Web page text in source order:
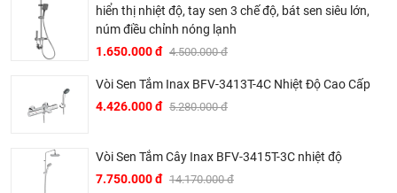
BRAVAT – TINH HOA ĐẲNG CẤP CỦA NƯỚC ĐỨC
thuộc sở hữu của Roman Dietsche, một nhà cung cấp thiết
bị vệ sinh của Đức có bề dày lịch sử hơn 145 năm. Khởi
Baden – Württemberg tây nam nước Đức vào năm 1873,
sau hơn 2 thế kỷ phát triển, đến nay Bravat đã trở thành một
hiển thị nhiệt độ, tay sen 3 chế độ, bát sen siêu lớn,
núm điều chỉnh nóng lạnh
1.650.000 đ 4.500.000 đ
Vòi Sen Tắm Inax BFV-3413T-4C Nhiệt Độ Cao Cấp
4.426.000 đ 5.280.000 đ
Vòi Sen Tắm Cây Inax BFV-3415T-3C nhiệt độ
7.750.000 đ 14.170.000 đ